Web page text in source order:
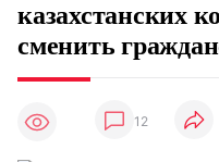
казахстанских
сменить
12